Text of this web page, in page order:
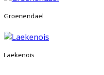
Groenendael
Laekenois